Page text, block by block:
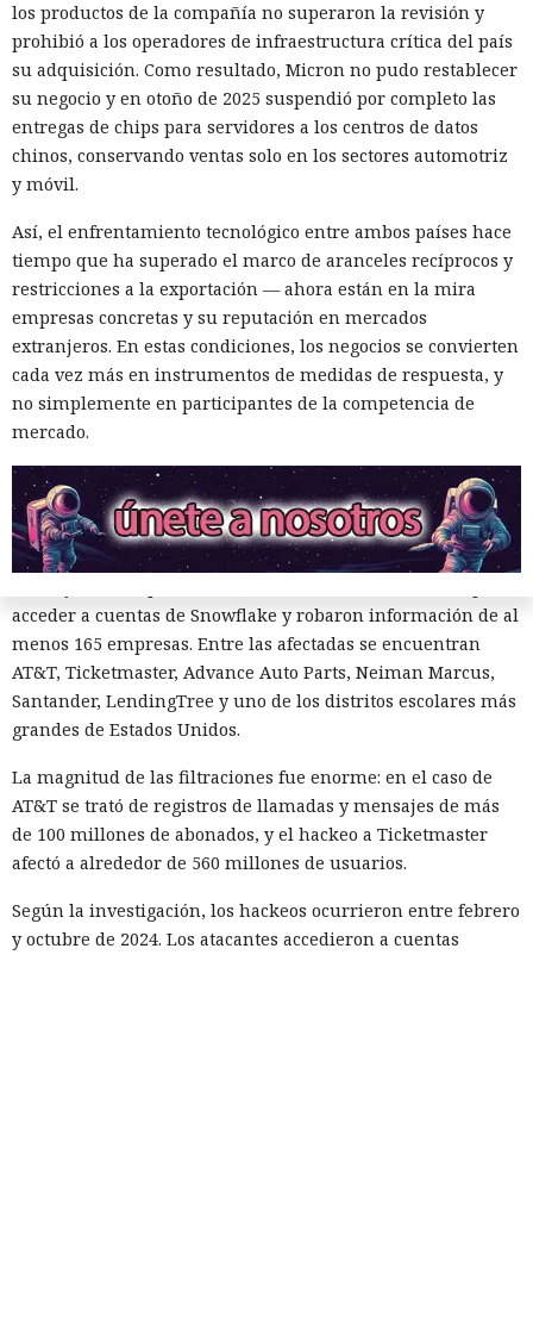
los productos de la compañía no superaron la revisión y
prohibió a los operadores de infraestructura crítica del país
su adquisición. Como resultado, Micron no pudo restablecer
su negocio y en otoño de 2025 suspendió por completo las
entregas de chips para servidores a los centros de datos
chinos, conservando ventas solo en los sectores automotriz
y móvil.
Así, el enfrentamiento tecnológico entre ambos países hace
tiempo que ha superado el marco de aranceles recíprocos y
restricciones a la exportación — ahora están en la mira
empresas concretas y su reputación en mercados
extranjeros. En estas condiciones, los negocios se convierten
cada vez más en instrumentos de medidas de respuesta, y
no simplemente en participantes de la competencia de
mercado.
El canadiense Connor Riley Muka ganó dinero durante
muchos meses con datos robados de otras personas, antes
de ser detenido y entregado a la justicia estadounidense por
uno de los mayores hackeos de los últimos años — ataque a
la plataforma en la nube Snowflake.
Muka, de 26 años, se declaró culpable de cargos de fraude
y conspiración en un tribunal federal del estado de
Washington. Su sentencia se dictará el 27 de octubre; la
pena máxima es de hasta 32 años de prisión.
acceder a cuentas de Snowflake y robaron información de al
menos 165 empresas. Entre las afectadas se encuentran
AT&T, Ticketmaster, Advance Auto Parts, Neiman Marcus,
Santander, LendingTree y uno de los distritos escolares más
grandes de Estados Unidos.
La magnitud de las filtraciones fue enorme: en el caso de
AT&T se trató de registros de llamadas y mensajes de más
de 100 millones de abonados, y el hackeo a Ticketmaster
afectó a alrededor de 560 millones de usuarios.
Según la investigación, los hackeos ocurrieron entre febrero
y octubre de 2024. Los atacantes accedieron a cuentas